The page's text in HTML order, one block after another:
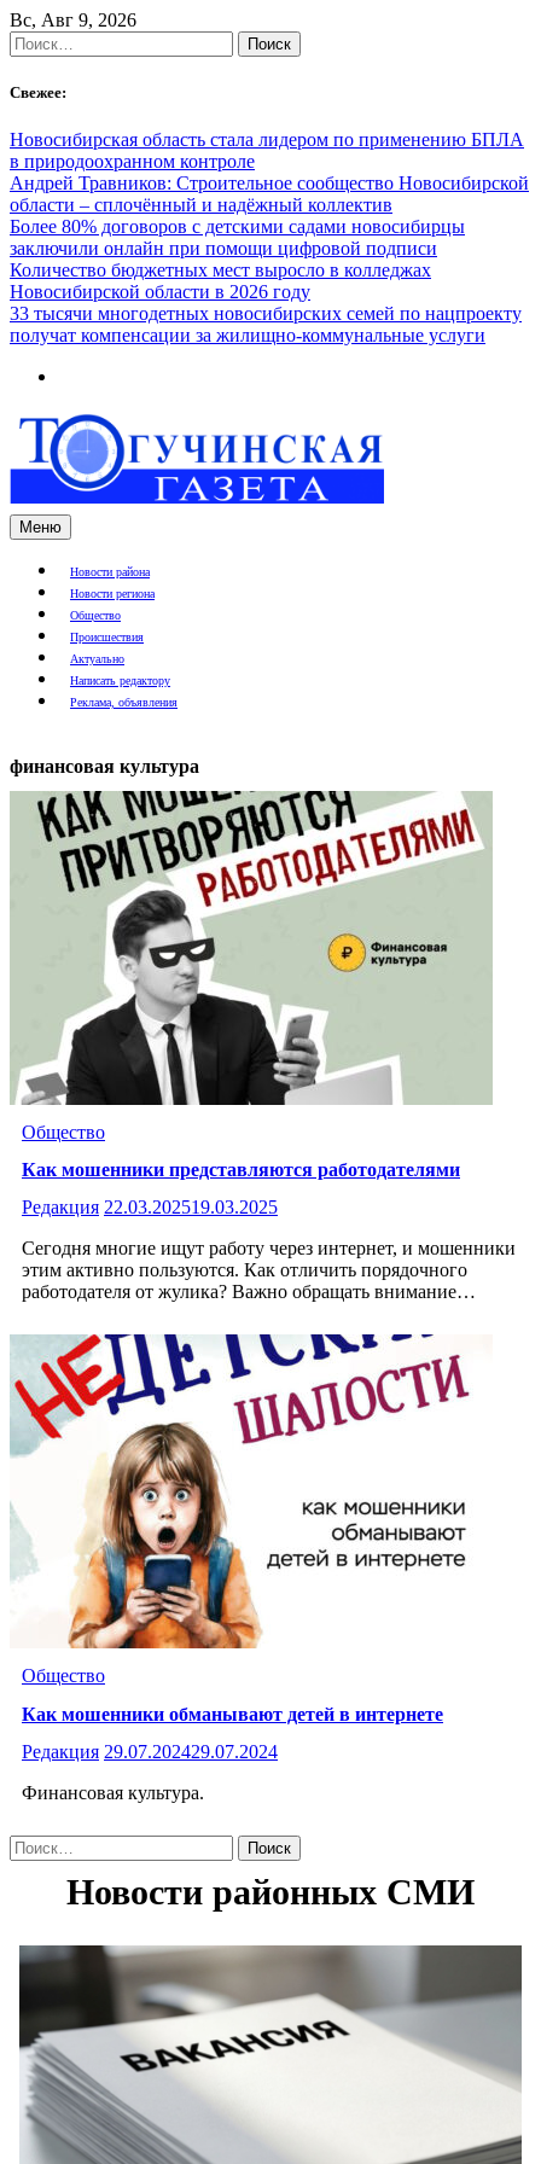
Skip
to
content
Вс, Авг 9, 2026
Найти:
Свежее:
Новосибирская область стала лидером по применению БПЛА
в природоохранном контроле
Андрей Травников: Строительное сообщество Новосибирской
области – сплочённый и надёжный коллектив
Более 80% договоров с детскими садами новосибирцы
заключили онлайн при помощи цифровой подписи
Количество бюджетных мест выросло в колледжах
Новосибирской области в 2026 году
33 тысячи многодетных новосибирских семей по нацпроекту
получат компенсации за жилищно-коммунальные услуги
Меню
Новости района
Новости региона
Общество
Происшествия
Актуально
Написать редактору
Реклама, объявления
финансовая культура
Общество
Как мошенники представляются работодателями
Редакция 22.03.202519.03.2025
Сегодня многие ищут работу через интернет, и мошенники
этим активно пользуются. Как отличить порядочного
работодателя от жулика? Важно обращать внимание…
Общество
Как мошенники обманывают детей в интернете
Редакция 29.07.202429.07.2024
Финансовая культура.
Найти: